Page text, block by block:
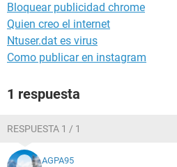
Bloquear publicidad chrome
Quien creo el internet
Ntuser.dat es virus
Como publicar en instagram
1 respuesta
RESPUESTA 1 / 1
AGPA95